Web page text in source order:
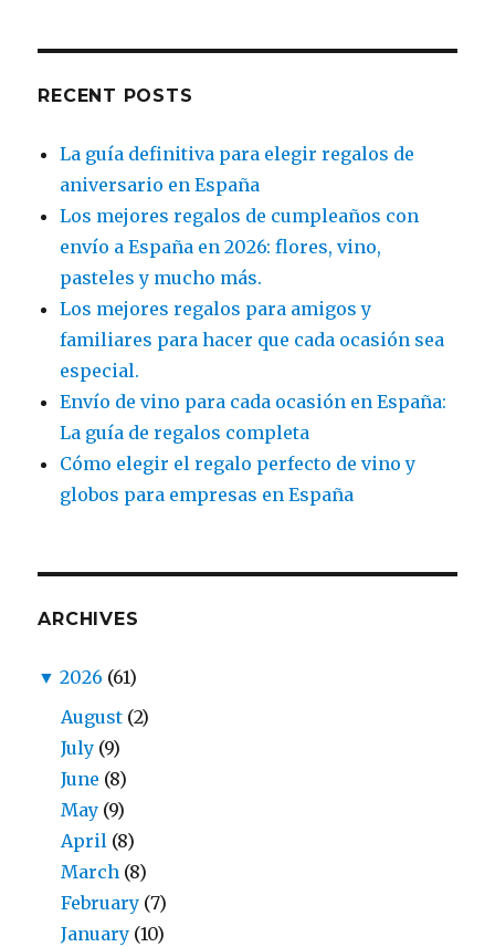
RECENT POSTS
La guía definitiva para elegir regalos de
aniversario en España
Los mejores regalos de cumpleaños con
envío a España en 2026: flores, vino,
pasteles y mucho más.
Los mejores regalos para amigos y
familiares para hacer que cada ocasión sea
especial.
Envío de vino para cada ocasión en España:
La guía de regalos completa
Cómo elegir el regalo perfecto de vino y
globos para empresas en España
ARCHIVES
▼ 2026 (61)
August (2)
July (9)
June (8)
May (9)
April (8)
March (8)
February (7)
January (10)